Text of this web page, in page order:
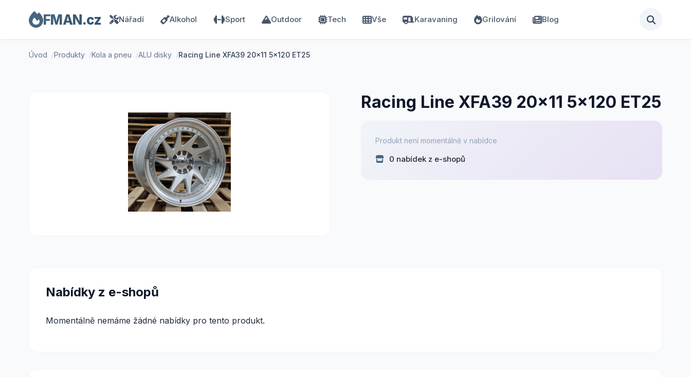
FMAN.cz Nářadí Alkohol Sport Outdoor Tech Vše Karavaning Grilování Blog
Úvod Produkty Kola a pneu ALU disky Racing Line XFA39 20x11 5x120 ET25
Racing Line XFA39 20x11 5x120 ET25
Produkt není momentálně v nabídce
0 nabídek z e-shopů
Nabídky z e-shopů
Momentálně nemáme žádné nabídky pro tento produkt.